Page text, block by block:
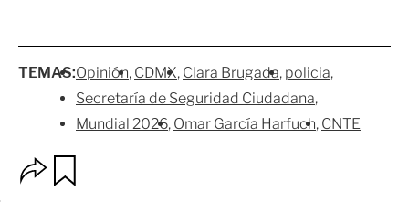
TEMAS:Opinión CDMX Clara Brugada policia
Secretaría de Seguridad Ciudadana
Mundial 2026 Omar García Harfuch CNTE
p